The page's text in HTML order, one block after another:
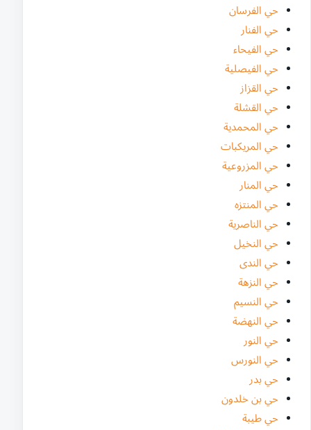
حي الفرسان
حي الفنار
حي الفيحاء
حي الفيصلية
حي القزاز
حي القشلة
حي المحمدية
حي المريكبات
حي المزروعية
حي المنار
حي المنتزه
حي الناصرية
حي النخيل
حي الندى
حي النزهة
حي النسيم
حي النهضة
حي النور
حي النورس
حي بدر
حي بن خلدون
حي طيبة